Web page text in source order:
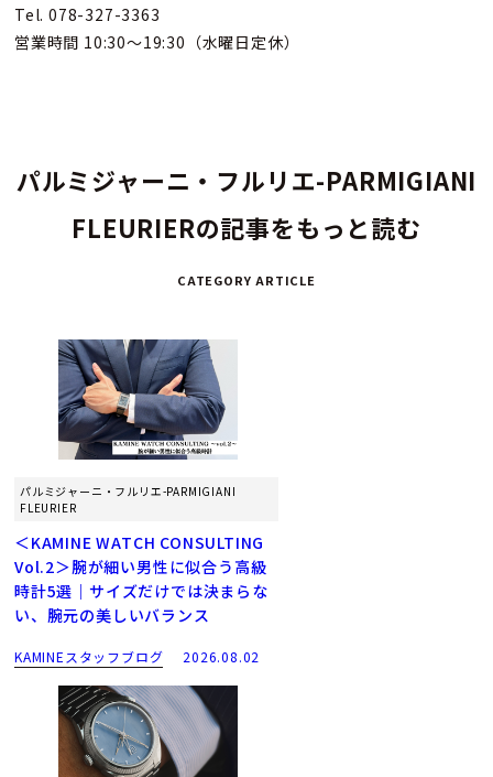
Tel. 078-327-3363
営業時間 10:30～19:30（水曜日定休）
パルミジャーニ・フルリエ-PARMIGIANI
FLEURIERの記事をもっと読む
CATEGORY ARTICLE
パルミジャーニ・フルリエ-PARMIGIANI
FLEURIER
＜KAMINE WATCH CONSULTING
Vol.2＞腕が細い男性に似合う高級
時計5選｜サイズだけでは決まらな
い、腕元の美しいバランス
KAMINEスタッフブログ 2026.08.02